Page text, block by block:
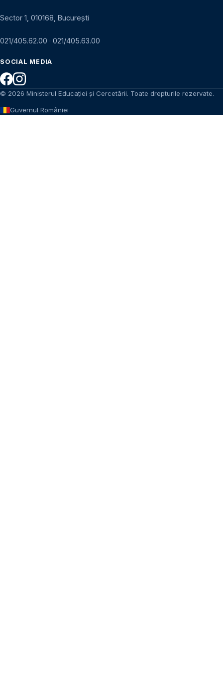
Sector 1, 010168, București
021/405.62.00 · 021/405.63.00
SOCIAL MEDIA
© 2026 Ministerul Educației și Cercetării. Toate drepturile rezervate.
Guvernul României